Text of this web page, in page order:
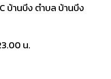
บ้านบึง ตำบล บ้านบึง
น.